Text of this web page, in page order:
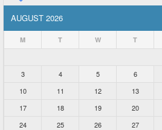
AUGUST 2026
M T W T
3
4 5 6
10
11 12 13
17
18 19 20
24
25 26 27